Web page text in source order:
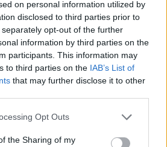
on personal information utilized by
disclosed to third parties prior to
opt-out of the further
information by third parties on the
participants. This information may
to third parties on the IAB’s List of
that may further disclose it to other
app uses one or more Google
usage behaviour. You may click to
Opt Outs
the Sharing of my
παρουσίαση του οικονομικού
στη Θεσσαλονίκη
συναυλίες